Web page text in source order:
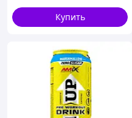
Купить